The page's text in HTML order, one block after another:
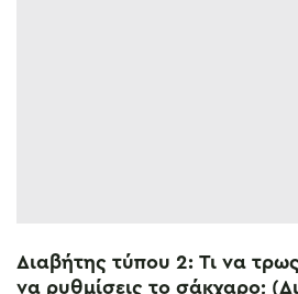
Διαβήτης τύπου 2: Τι να
να ρυθμίσεις το σάκχαρο;